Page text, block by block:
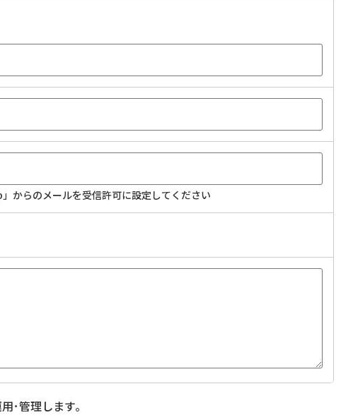
からのメールを受信許可に設定してください
･管理します｡